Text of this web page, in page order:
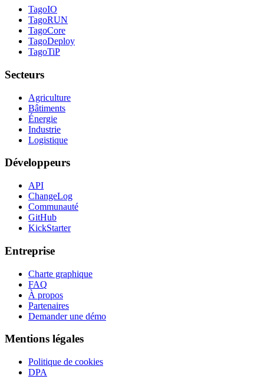
TagoIO
TagoRUN
TagoCore
TagoDeploy
TagoTiP
Secteurs
Agriculture
Bâtiments
Énergie
Industrie
Logistique
Développeurs
API
ChangeLog
Communauté
GitHub
KickStarter
Entreprise
Charte graphique
FAQ
À propos
Partenaires
Demander une démo
Mentions légales
Politique de cookies
DPA